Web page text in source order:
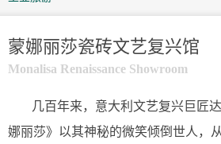
蒙娜丽莎瓷砖文艺复兴馆
Monalisa Renaissance Showroom
几百年来，意大利文艺复兴巨匠
娜丽莎》以其神秘的微笑倾倒世人，